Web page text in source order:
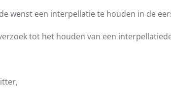
wenst een interpellatie te houden in de
tot het houden van een